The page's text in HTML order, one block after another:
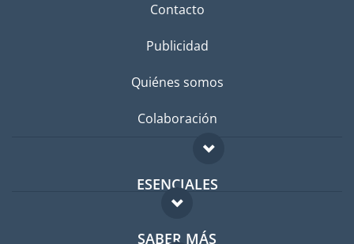
Contacto
Publicidad
Quiénes somos
Colaboración
ESENCIALES
Foro para expatriados
SABER MÁS